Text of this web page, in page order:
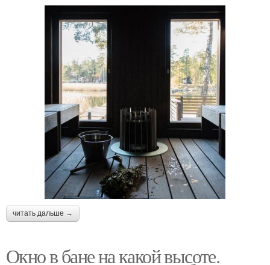
читать дальше →
Окно в бане на какой высоте.